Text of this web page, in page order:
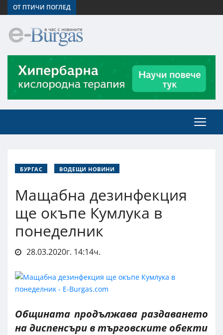
ОТ ПТИЧИ ПОГЛЕД
БУРГАС ВОДЕЩИ НОВИНИ
Мащабна дезинфекция
ще окъпе Кумлука в
понеделник
28.03.2020г. 14:14ч.
Общината продължава раздаването
на диспенсъри в търговските обекти